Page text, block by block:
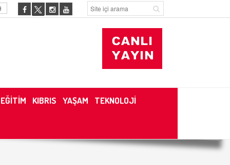
EĞİTİM KIBRIS YAŞAM TEKNOLOJİ